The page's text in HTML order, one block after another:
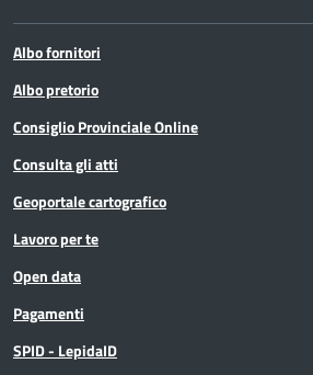
Albo fornitori
Albo pretorio
Consiglio Provinciale Online
Consulta gli atti
Geoportale cartografico
Lavoro per te
Open data
Pagamenti
SPID - LepidaID